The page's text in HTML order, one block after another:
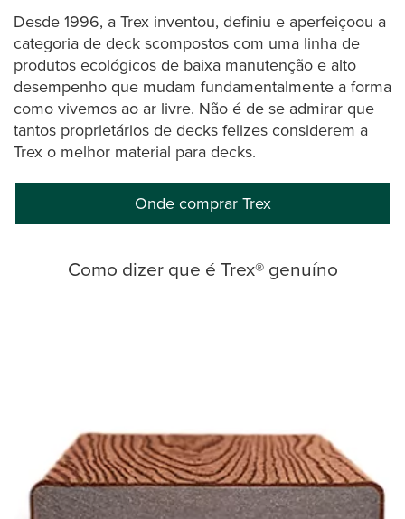
Desde 1996, a Trex inventou, definiu e aperfeiçoou a
categoria de deck scompostos com uma linha de
produtos ecológicos de baixa manutenção e alto
desempenho que mudam fundamentalmente a forma
como vivemos ao ar livre. Não é de se admirar que
tantos proprietários de decks felizes considerem a
Trex o melhor material para decks.
Onde comprar Trex
Como dizer que é Trex® genuíno